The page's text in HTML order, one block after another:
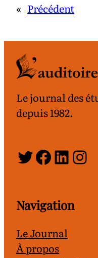
« Précédent
Le journal des
depuis 1982.
Twitter
Navigation
Le Journal
À propos